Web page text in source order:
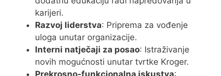
karijeri.
Razvoj liderstva: Priprema za vođenje
uloga unutar organizacije.
Interni natječaji za posao: Istraživanje
novih mogućnosti unutar tvrtke Kroger.
Prekrosno-funkcionalna iskustva: